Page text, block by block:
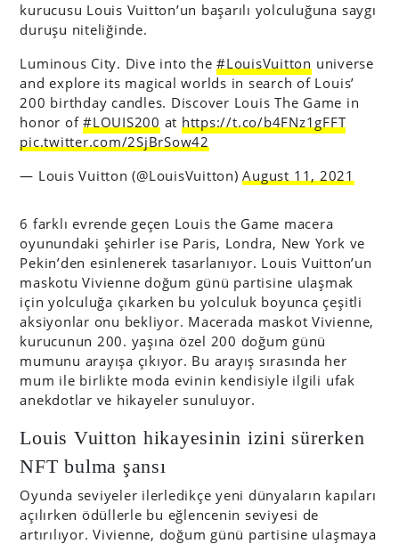
kurucusu Louis Vuitton’un başarılı yolculuğuna saygı
duruşu niteliğinde.
Luminous City. Dive into the#LouisVuitton universe
and explore its magical worlds in search of Louis’
200 birthday candles. Discover Louis The Game in
honor of#LOUIS200 at https://t.co/b4FNz1gFFT
pic.twitter.com/2SjBrSow42
— Louis Vuitton (@LouisVuitton)August 11, 2021
6 farklı evrende geçen Louis the Game macera
oyunundaki şehirler ise Paris, Londra, New York ve
Pekin’den esinlenerek tasarlanıyor. Louis Vuitton’un
maskotu Vivienne doğum günü partisine ulaşmak
için yolculuğa çıkarken bu yolculuk boyunca çeşitli
aksiyonlar onu bekliyor. Macerada maskot Vivienne,
kurucunun 200. yaşına özel 200 doğum günü
mumunu arayışa çıkıyor. Bu arayış sırasında her
mum ile birlikte moda evinin kendisiyle ilgili ufak
anekdotlar ve hikayeler sunuluyor.
Louis Vuitton hikayesinin izini sürerken
NFT bulma şansı
Oyunda seviyeler ilerledikçe yeni dünyaların kapıları
açılırken ödüllerle bu eğlencenin seviyesi de
artırılıyor. Vivienne, doğum günü partisine ulaşmaya